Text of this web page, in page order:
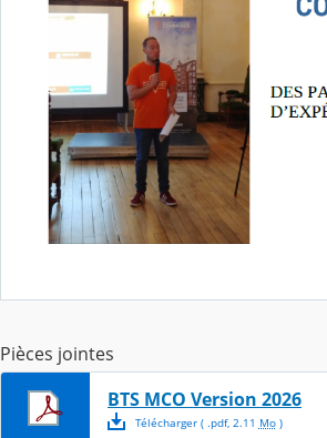
Pièces jointes
BTS MCO Version 2026
Télécharger( .pdf, 2.11 Mo)